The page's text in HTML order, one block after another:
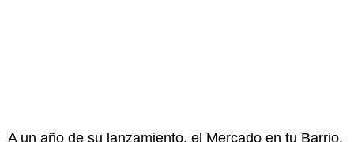
A un año de su lanzamiento, el Mercado en tu Barrio,